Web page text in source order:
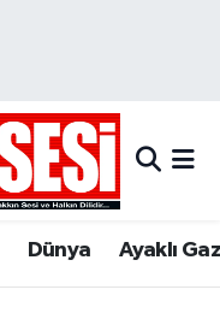
Dünya Ayaklı